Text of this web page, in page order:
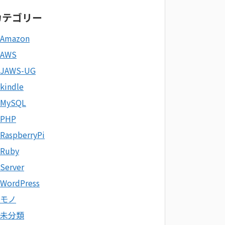
ゴリー
Amazon
AWS
JAWS-UG
kindle
MySQL
PHP
RaspberryPi
Ruby
Server
WordPress
モノ
未分類